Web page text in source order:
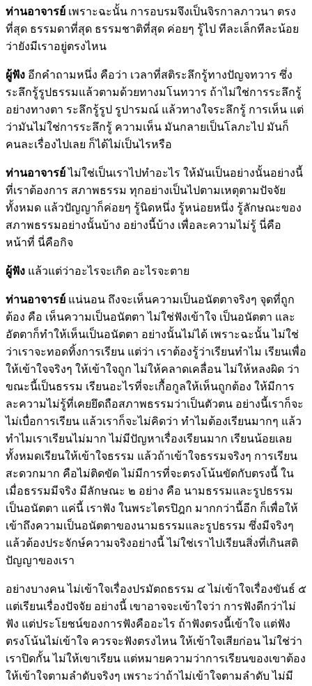
ท่านอาจารย์ เพราะฉะนั้น การอบรมจึงเป็นจิรกาลภาวนา ตรง
ที่สุด ธรรมดาที่สุด ธรรมชาติที่สุด ค่อยๆ รู้ไป ทีละเล็กทีละน้อย
ว่ายังมีเราอยู่ตรงไหน
ผู้ฟัง อีกคำถามหนึ่ง คือว่า เวลาที่สติระลึกรู้ทางปัญจทวาร ซึ่ง
ระลึกรู้รูปธรรมแล้วตามด้วยทางมโนทวาร ถ้าไม่ใช่การระลึกรู้
อย่างทางตา ระลึกรู้รูป รูปารมณ์ แล้วทางใจระลึกรู้ การเห็น แต่
ว่ามันไม่ใช่การระลึกรู้ ความเห็น มันกลายเป็นโลภะไป มันก็
คนละเรื่องไปเลย ก็ได้ไม่เป็นไรหรือ
ท่านอาจารย์ไม่ใช่เป็นเราไปทำอะไร ให้มันเป็นอย่างนั้นอย่างนี้
ที่เราต้องการ สภาพธรรม ทุกอย่างเป็นไปตามเหตุตามปัจจัย
ทั้งหมด แล้วปัญญาก็ค่อยๆ รู้นิดหนึ่ง รู้หน่อยหนึ่ง รู้ลักษณะของ
สภาพธรรมอย่างนั้นบ้าง อย่างนี้บ้าง เพื่อละความไม่รู้ นี่คือ
หน้าที่ นี่คือกิจ
ผู้ฟัง แล้วแต่ว่าอะไรจะเกิด อะไรจะตาย
ท่านอาจารย์ แน่นอน ถึงจะเห็นความเป็นอนัตตาจริงๆ จุดที่ถูก
ต้อง คือ เห็นความเป็นอนัตตา ไม่ใช่ฟังเข้าใจ เป็นอนัตตา และ
อัตตาก็ทำให้เห็นเป็นอนัตตา อย่างนั้นไม่ได้ เพราะฉะนั้น ไม่ใช่
ว่าเราจะทอดทิ้งการเรียน แต่ว่า เราต้องรู้ว่าเรียนทำไม เรียนเพื่อ
ให้เข้าใจจริงๆ ให้เข้าใจถูก ไม่ให้คลาดเคลื่อน ไม่ให้หลงผิด ว่า
ขณะนี้เป็นธรรม เรียนอะไรที่จะเกื้อกูลให้เห็นถูกต้อง ให้มีการ
ละความไม่รู้ที่เคยยึดถือสภาพธรรมว่าเป็นตัวตน อย่างนี้เราก็จะ
ไม่เบื่อการเรียน แล้วเราก็จะไม่คิดว่า ทำไมต้องเรียนมากๆ แล้ว
ทำไมเราเรียนไม่มาก ไม่มีปัญหาเรื่องเรียนมาก เรียนน้อยเลย
ทั้งหมดเรียนให้เข้าใจธรรม แล้วถ้าเข้าใจธรรมจริงๆ การเรียน
สะดวกมาก คือไม่ติดขัด ไม่มีการที่จะตรงโน้นขัดกับตรงนี้ ใน
เมื่อธรรมมีจริง มีลักษณะ ๒ อย่าง คือ นามธรรมและรูปธรรม
เป็นอนัตตา แค่นี้ เราฟัง ในพระไตรปิฎก มากกว่านี้อีก ก็เพื่อให้
เข้าถึงความเป็นอนัตตาของนามธรรมและรูปธรรม ซึ่งมีจริงๆ
แล้วต้องประจักษ์ความจริงอย่างนี้ ไม่ใช่เราไปเรียนสิ่งที่เกินสติ
ปัญญาของเรา
อย่างบางคน ไม่เข้าใจเรื่องปรมัตถธรรม ๔ ไม่เข้าใจเรื่องขันธ์ ๕
แต่เรียนเรื่องปัจจัย อย่างนี้ เขาอาจจะเข้าใจว่า การฟังดีกว่าไม่
ฟัง แต่ประโยชน์ของการฟังคืออะไร ถ้าฟังตรงนี้เข้าใจ แต่ฟัง
ตรงโน้นไม่เข้าใจ ควรจะฟังตรงไหน ให้เข้าใจเสียก่อน ไม่ใช่ว่า
เราปิดกั้น ไม่ให้เขาเรียน แต่หมายความว่าการเรียนของเขาต้อง
ให้เข้าใจตามลำดับจริงๆ เพราะว่าถ้าไม่เข้าใจตามลำดับ ไม่มี